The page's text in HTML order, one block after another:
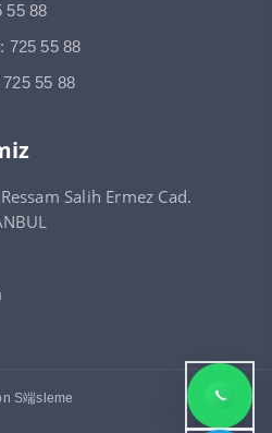
55 88
725 55 88
55 88
Salih Ermez Cad.
S端sleme